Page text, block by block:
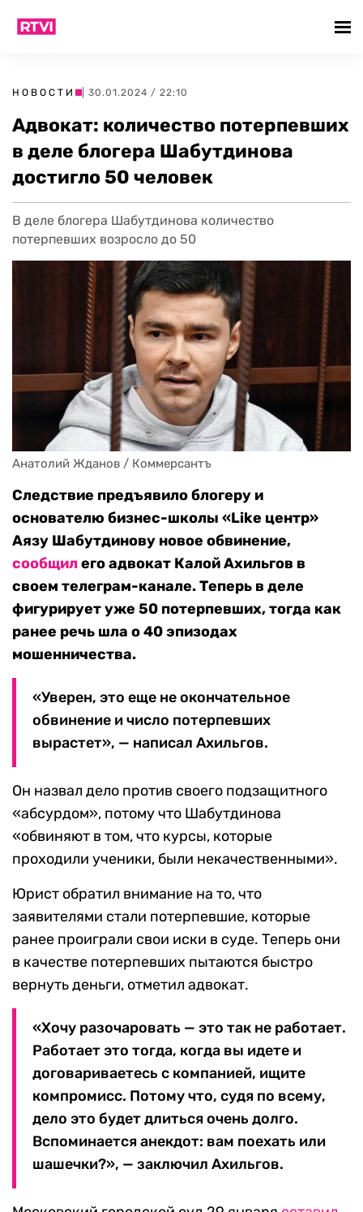
НОВОСТИ | 30.01.2024 / 22:10
Адвокат: количество потерпевших
в деле блогера Шабутдинова
достигло 50 человек
В деле блогера Шабутдинова количество
потерпевших возросло до 50
Анатолий Жданов / Коммерсантъ
Следствие предъявило блогеру и
основателю бизнес-школы «Like центр»
Аязу Шабутдинову новое обвинение,
сообщилего адвокат Калой Ахильгов в
своем телеграм-канале. Теперь в деле
фигурирует уже 50 потерпевших, тогда как
ранее речь шла о 40 эпизодах
мошенничества.
«Уверен, это еще не окончательное
обвинение и число потерпевших
вырастет», — написал Ахильгов.
Он назвал дело против своего подзащитного
«абсурдом», потому что Шабутдинова
«обвиняют в том, что курсы, которые
проходили ученики, были некачественными».
Юрист обратил внимание на то, что
заявителями стали потерпевшие, которые
ранее проиграли свои иски в суде. Теперь они
в качестве потерпевших пытаются быстро
вернуть деньги, отметил адвокат.
«Хочу разочаровать — это так не работает.
Работает это тогда, когда вы идете и
договариваетесь с компанией, ищите
компромисс. Потому что, судя по всему,
дело это будет длиться очень долго.
Вспоминается анекдот: вам поехать или
шашечки?», — заключил Ахильгов.